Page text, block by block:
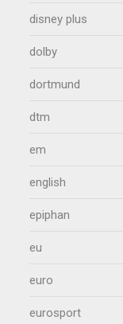
disney plus
dolby
dortmund
dtm
em
english
epiphan
eu
euro
eurosport